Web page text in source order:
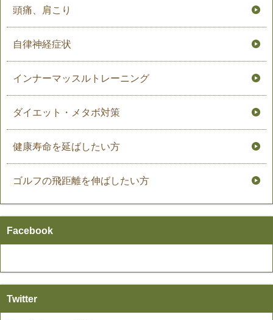
頭痛、肩こり
自律神経症状
インナーマッスルトレーニング
ダイエット・メタボ対策
健康寿命を延ばしたい方
ゴルフの飛距離を伸ばしたい方
Facebook
Twitter